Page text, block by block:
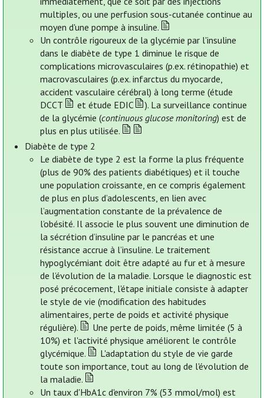
multiples, ou une perfusion sous-cutanée continue au
moyen d'une pompe à insuline.
Un contrôle rigoureux de la glycémie par l'insuline
dans le diabète de type 1 diminue le risque de
complications microvasculaires (p.ex. rétinopathie) et
macrovasculaires (p.ex. infarctus du myocarde,
accident vasculaire cérébral) à long terme (étude
DCCT
et étude EDIC
). La surveillance continue
de la glycémie (continuous glucose monitoring) est de
plus en plus utilisée.
Diabète de type 2
Le diabète de type 2 est la forme la plus fréquente
(plus de 90% des patients diabétiques) et il touche
une population croissante, en ce compris également
de plus en plus d’adolescents, en lien avec
l’augmentation constante de la prévalence de
l’obésité. Il associe le plus souvent une diminution de
la sécrétion d’insuline par le pancréas et une
résistance accrue à l’insuline. Le traitement
hypoglycémiant doit être adapté au fur et à mesure
de l’évolution de la maladie. Lorsque le diagnostic est
posé précocement, l'étape initiale consiste à adapter
le style de vie (modification des habitudes
alimentaires, perte de poids et activité physique
régulière).
Une perte de poids, même limitée (5 à
10%) et l'activité physique améliorent le contrôle
glycémique.
L'adaptation du style de vie garde
toute son importance, tout au long de l'évolution de
la maladie.
Un taux d'HbA1c d'environ 7% (53 mmol/mol) est